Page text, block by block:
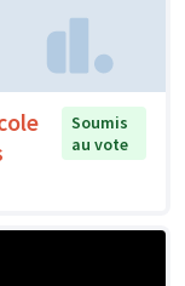
Soumis
au vote